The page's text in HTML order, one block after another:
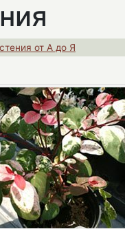
от А до Я